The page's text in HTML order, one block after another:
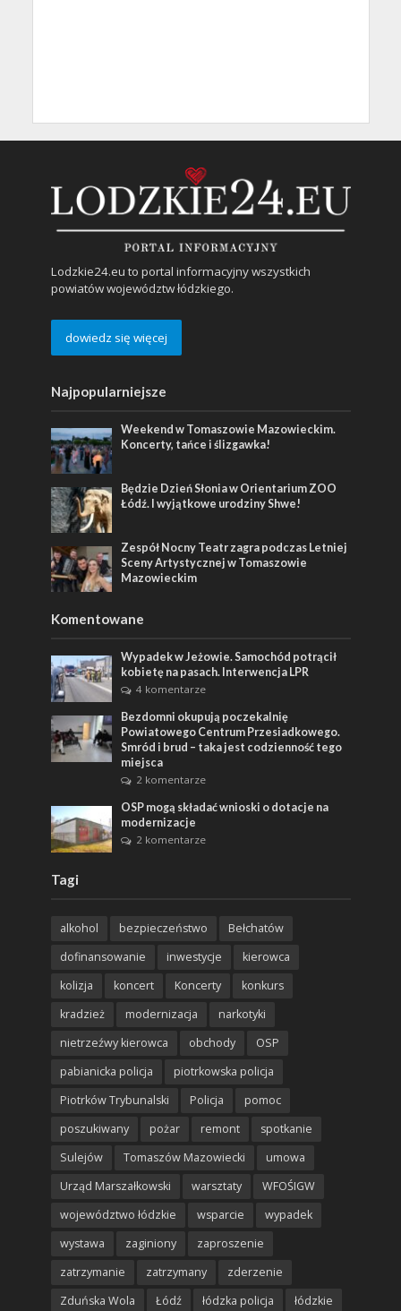
Lodzkie24.eu to portal informacyjny wszystkich
powiatów województw łódzkiego.
dowiedz się więcej
Najpopularniejsze
Weekend w Tomaszowie Mazowieckim.
Koncerty, tańce i ślizgawka!
Będzie Dzień Słonia w Orientarium ZOO
Łódź. I wyjątkowe urodziny Shwe!
Zespół Nocny Teatr zagra podczas Letniej
Sceny Artystycznej w Tomaszowie
Mazowieckim
Komentowane
Wypadek w Jeżowie. Samochód potrącił
kobietę na pasach. Interwencja LPR
4 komentarze
Bezdomni okupują poczekalnię
Powiatowego Centrum Przesiadkowego.
Smród i brud – taka jest codzienność tego
miejsca
2 komentarze
OSP mogą składać wnioski o dotacje na
modernizacje
2 komentarze
Tagi
alkohol bezpieczeństwo
Bełchatów
dofinansowanie
inwestycje
kierowca
kolizja
koncert Koncerty
konkurs
kradzież
modernizacja
narkotyki
nietrzeźwy kierowca
obchody
OSP
pabianicka policja
piotrkowska policja
Piotrków Trybunalski
Policja
pomoc
poszukiwany
pożar remont
spotkanie
Sulejów
Tomaszów Mazowiecki
umowa
Urząd Marszałkowski
warsztaty
WFOŚIGW
województwo łódzkie
wsparcie
wypadek
wystawa
zaginiony
zaproszenie
zatrzymanie
zatrzymany
zderzenie
Zduńska Wola
Łódź łódzka policja łódzkie